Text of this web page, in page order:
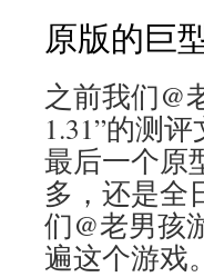
原版的巨
之前我们@
1.31”的测
最后一个原
多，还是全
们@老男孩
遍这个游戏。